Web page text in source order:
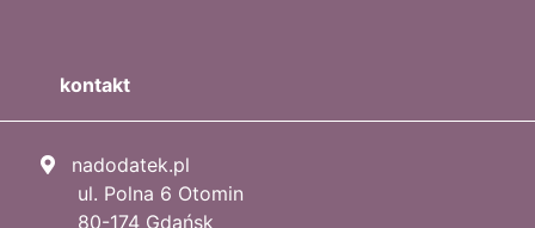
kontakt
nadodatek.pl
ul. Polna 6 Otomin
80-174 Gdańsk